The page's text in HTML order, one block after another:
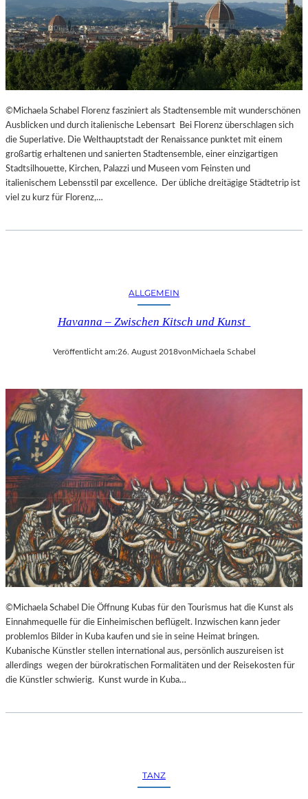
©Michaela Schabel Florenz fasziniert als Stadtensemble mit wunderschönen
Ausblicken und durch italienische Lebensart Bei Florenz überschlagen sich
die Superlative. Die Welthauptstadt der Renaissance punktet mit einem
großartig erhaltenen und sanierten Stadtensemble, einer einzigartigen
Stadtsilhouette, Kirchen, Palazzi und Museen vom Feinsten und
italienischem Lebensstil par excellence. Der übliche dreitägige Städtetrip ist
viel zu kurz für Florenz,…
ALLGEMEIN
Havanna – Zwischen Kitsch und Kunst
Veröffentlicht am:26. August 2018vonMichaela Schabel
©Michaela Schabel Die Öffnung Kubas für den Tourismus hat die Kunst als
Einnahmequelle für die Einheimischen beflügelt. Inzwischen kann jeder
problemlos Bilder in Kuba kaufen und sie in seine Heimat bringen.
Kubanische Künstler stellen international aus, persönlich auszureisen ist
allerdings wegen der bürokratischen Formalitäten und der Reisekosten für
die Künstler schwierig. Kunst wurde in Kuba…
TANZ